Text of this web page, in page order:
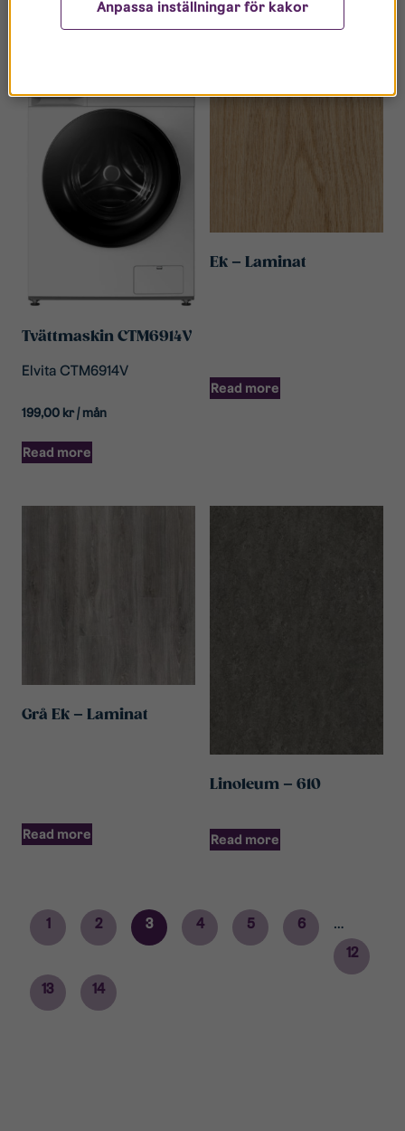
Read more
Tvättmaskin CTM6914V
Elvita CTM6914V
199,00 kr/ mån
Read more
Ek – Laminat
Read more
Grå Ek – Laminat
Read more
Linoleum – 610
Read more
1 2 3 4 5 6
…
12
13 14
Anpassa inställningar för kakor